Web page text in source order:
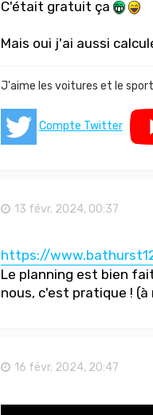
C'était gratuit ça
Mais oui j'ai aussi
J'aime les voitures et le
Compte Twitter
13 févr. 2024, 00:37
https://
Le planning est bien
nous, c'est pratique !
16 févr. 2024, 20:47